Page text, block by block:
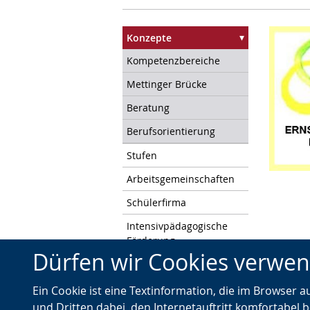
Dürfen wir Cookies
Ein Cookie ist eine Textinformation, die im Browser
Konzepte
Kompetenzbereiche
Mettinger Brücke
Beratung
Berufsorientierung
Stufen
Arbeitsgemeinschaften
Schülerfirma
Intensivpädagogische
Förderung
Unterstützte
Bewegungsförderung